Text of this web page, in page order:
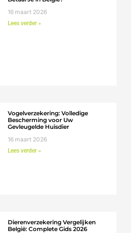
16 maart 2026
Lees verder »
Vogelverzekering: Volledige
Bescherming voor Uw
Gevleugelde Huisdier
16 maart 2026
Lees verder »
Dierenverzekering Vergelijken
België: Complete Gids 2026